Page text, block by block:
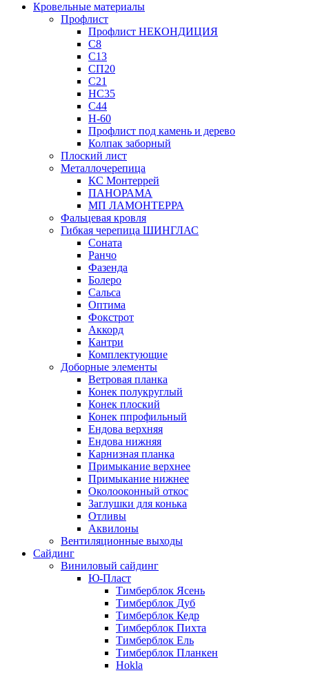
Кровельные материалы
Профлист
Профлист НЕКОНДИЦИЯ
С8
С13
СП20
С21
НС35
С44
Н-60
Профлист под камень и дерево
Колпак заборный
Плоский лист
Металлочерепица
КС Монтеррей
ПАНОРАМА
МП ЛАМОНТЕРРА
Фальцевая кровля
Гибкая черепица ШИНГЛАС
Соната
Ранчо
Фазенда
Болеро
Сальса
Оптима
Фокстрот
Аккорд
Кантри
Комплектующие
Доборные элементы
Ветровая планка
Конек полукруглый
Конек плоский
Конек ппрофильный
Ендова верхняя
Ендова нижняя
Карнизная планка
Примыкание верхнее
Примыкание нижнее
Околооконный откос
Заглушки для конька
Отливы
Аквилоны
Вентиляционные выходы
Сайдинг
Виниловый сайдинг
Ю-Пласт
Тимберблок Ясень
Тимберблок Дуб
Тимберблок Кедр
Тимберблок Пихта
Тимберблок Ель
Тимберблок Планкен
Hokla